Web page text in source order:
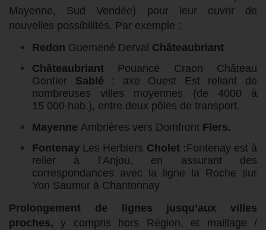
Mayenne, Sud Vendée) pour leur ouvrir de
nouvelles possibilités. Par exemple :
Redon Guemené Derval Châteaubriant
Châteaubriant Pouancé Craon Château
Gontier Sablé : axe Ouest Est reliant de
nombreuses villes moyennes (de 4000 à
15 000 hab.), entre deux pôles de transport.
Mayenne Ambrières vers Domfront Flers.
Fontenay Les Herbiers Cholet : Fontenay est à
relier à l’Anjou, en assurant des
correspondances avec la ligne la Roche sur
Yon Saumur à Chantonnay
Prolongement de lignes jusqu’aux villes
proches,y compris hors Région, et maillage /